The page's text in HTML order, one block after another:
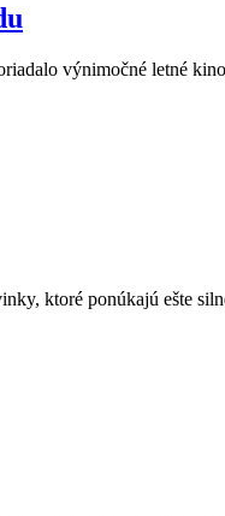
výnimočné letné
ktoré ponúkajú ešte